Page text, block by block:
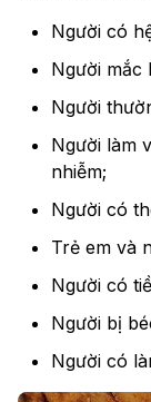
Người có
Người mắc
Người
Người làm
nhiễm;
Người có
Trẻ em và
Người có
Người bị
Người có